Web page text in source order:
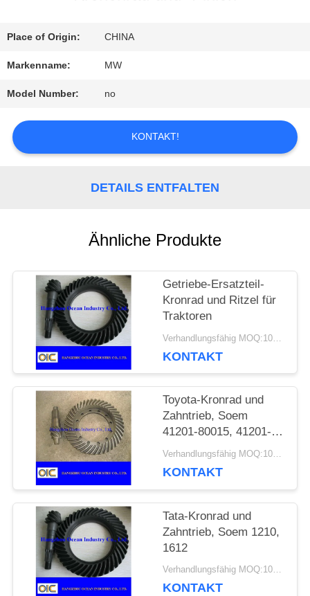
QUALITÄTSKONTROLLE
MIT
VERBINDUNG
FORDERN
ZITAT
SITEMAP
PRIVACY
POLICY
Place of Origin: CHINA
Markenname: MW
Model Number: no
KONTAKT!
DETAILS ENTFALTEN
Ähnliche Produkte
Getriebe-Ersatzteil-
Kronrad und Ritzel für
Traktoren
Verhandlungsfähig MOQ:100 Stück
KONTAKT
Toyota-Kronrad und
Zahntrieb, Soem
41201-80015, 41201-
39697, 41201-39495
Verhandlungsfähig MOQ:100 Stück
KONTAKT
Tata-Kronrad und
Zahntrieb, Soem 1210,
1612
Verhandlungsfähig MOQ:100 Stück
KONTAKT